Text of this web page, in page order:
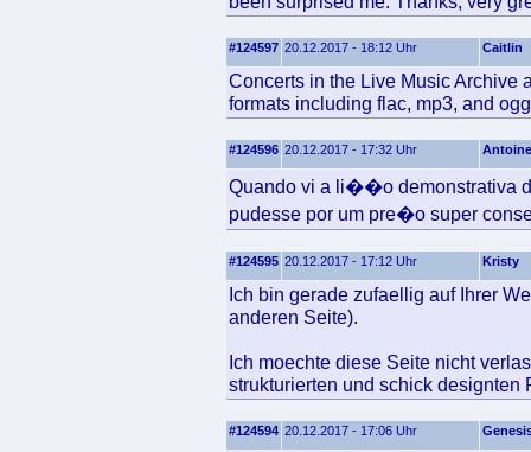
#124597 20.12.2017 - 18:12 Uhr Caitlin
Concerts in the Live Music Archive
formats including flac, mp3, and
#124596 20.12.2017 - 17:32 Uhr Antoine
Quando vi a li��o demonstrativa
pudesse por um pre�o super
#124595 20.12.2017 - 17:12 Uhr Kristy
Ich bin gerade zufaellig auf Ihrer
anderen Seite).
Ich moechte diese Seite nicht
strukturierten und schick designten
#124594 20.12.2017 - 17:06 Uhr